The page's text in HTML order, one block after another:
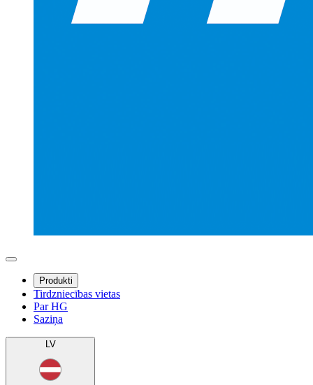
Produkti
Tirdzniecības vietas
Par HG
Saziņa
LV